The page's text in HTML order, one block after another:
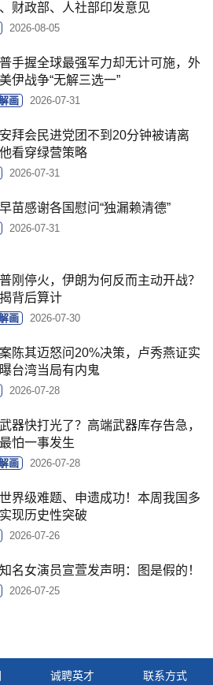
财政部、人社部印发意见
2026-08-05
手握全球最强军力却无计可施，外
伊战争“无解三选一”
画 2026-07-31
拜会民进党团不到20分钟被请离
看穿绿营策略
2026-07-31
苗感谢各国慰问“独漏赖清德”
2026-07-31
刚停火，伊朗为何反而主动开战？
背后算计
画 2026-07-30
陈其迈怒问20%决策，卢秀燕证实
台湾当局有内鬼
2026-07-28
器快打光了？高端武器库存告急，
怕一事发生
画 2026-07-28
界级难题、申遗成功！本周我国多
现历史性突破
2026-07-26
名女演员宣萱发声明：图是假的！
2026-07-25
诚聘英才 联系方式